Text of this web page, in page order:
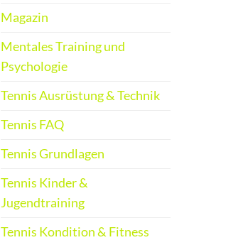
Magazin
Mentales Training und
Psychologie
Tennis Ausrüstung & Technik
Tennis FAQ
Tennis Grundlagen
Tennis Kinder &
Jugendtraining
Tennis Kondition & Fitness